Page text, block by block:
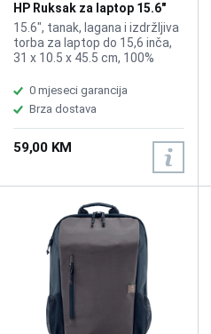
HP Ruksak za laptop 15.6"
2Z8P3AA Prelude G2
15.6", tanak, lagana i izdržljiva
torba za laptop do 15,6 inča,
31 x 10.5 x 45.5 cm, 100%
0 mjeseci garancija
Brza dostava
59,00 KM